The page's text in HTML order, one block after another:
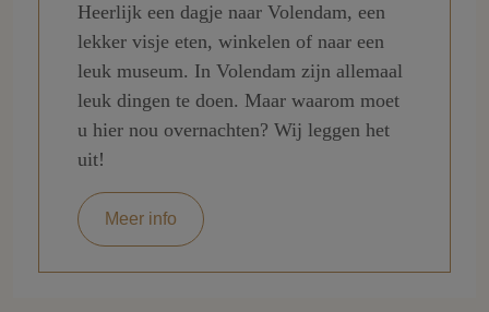
Heerlijk een dagje naar Volendam, een
lekker visje eten, winkelen of naar een
leuk museum. In Volendam zijn allemaal
leuk dingen te doen. Maar waarom moet
u hier nou overnachten? Wij leggen het
uit!
Meer info